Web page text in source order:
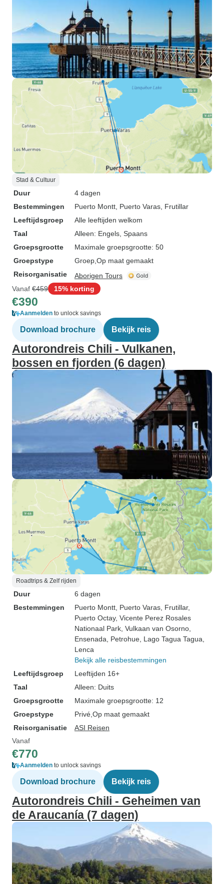
Stad & Cultuur
Duur
4 dagen
Bestemmingen
Puerto Montt , Puerto Varas , Frutillar
Leeftijdsgroep
Alle leeftijden welkom
Taal
Alleen: Engels, Spaans
Groepsgrootte
Maximale groepsgrootte: 50
Groepstype
Groep Op maat gemaakt
Reisorganisatie
Aborigen Tours
Vanaf €459 15% korting
€390
Aanmelden to unlock savings
Download brochure Bekijk reis
Autorondreis Chili - Vulkanen,
bossen en fjorden (6 dagen)
Roadtrips & Zelf rijden
Duur
6 dagen
Bestemmingen
Puerto Montt , Puerto Varas , Frutillar,
Puerto Octay, Vicente Perez Rosales
Nationaal Park , Vulkaan van Osorno
Ensenada , Petrohue , Lago Tagua Tagua
Lenca
Bekijk alle reisbestemmingen
Leeftijdsgroep
Leeftijden 16+
Taal
Alleen: Duits
Groepsgrootte
Maximale groepsgrootte: 12
Groepstype
Privé Op maat gemaakt
Reisorganisatie
ASI Reisen
Vanaf
€770
Aanmelden to unlock savings
Download brochure Bekijk reis
Autorondreis Chili - Geheimen van
de Araucanía (7 dagen)